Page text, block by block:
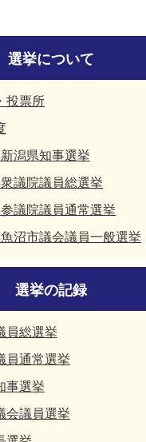
選挙について
投票所
潟県知事選挙
議院議員総選挙
議院議員通常選挙
沼市議会議員一般選挙
選挙の記録
員総選挙
員通常選挙
事選挙
会議員選挙